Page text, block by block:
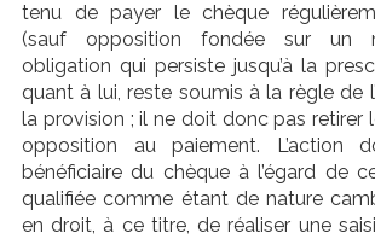
tenu de payer le chèque
(sauf opposition fondée sur un
obligation qui persiste jusqu’à la
quant à lui, reste soumis à la règle de
la provision ; il ne doit donc pas retirer
opposition au paiement. L’action
bénéficiaire du chèque à l’égard de
qualifiée comme étant de nature
en droit, à ce titre, de réaliser une